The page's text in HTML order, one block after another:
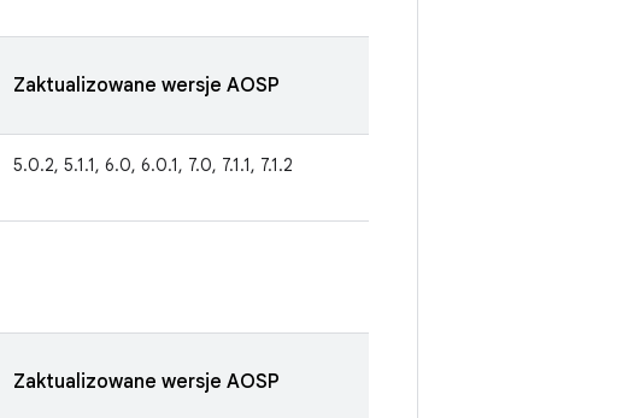
Zaktualizowane wersje AOSP
5.0.2, 5.1.1, 6.0, 6.0.1, 7.0, 7.1.1, 7.1.2
Zaktualizowane wersje AOSP